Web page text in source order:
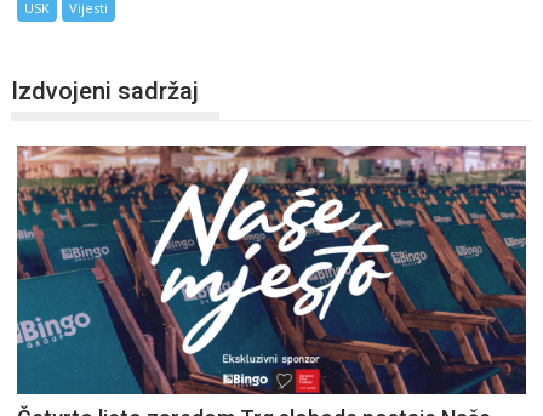
USK Vijesti
Izdvojeni sadržaj